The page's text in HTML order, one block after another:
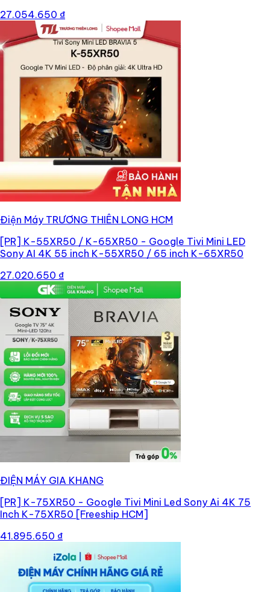
27.054.650 ₫
Điện Máy TRƯƠNG THIÊN LONG HCM
[PR] K-55XR50 / K-65XR50 - Google Tivi Mini LED
Sony AI 4K 55 inch K-55XR50 / 65 inch K-65XR50
27.020.650 ₫
ĐIỆN MÁY GIA KHANG
[PR] K-75XR50 - Google Tivi Mini Led Sony Ai 4K 75
Inch K-75XR50 [Freeship HCM]
41.895.650 ₫